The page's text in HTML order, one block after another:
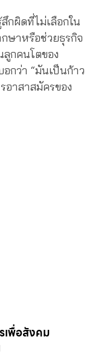
สึกผิดที่ไม่เลือกใน
ษาหรือช่วยธุรกิจ
ลูกคนโตของ
อกว่า “มันเป็นก้าว
อาสาสมัครของ
เพื่อสังคม